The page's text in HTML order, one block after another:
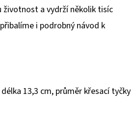
životnost a vydrží několik tisíc
i podrobný návod k
13,3 cm, průměr křesací tyčky